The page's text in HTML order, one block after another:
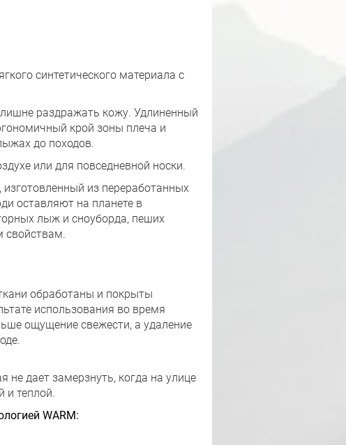
синтетического материала с
раздражать кожу. Удлиненный
крой зоны плеча и
до походов.
или для повседневной носки.
изготовленный из переработанных
оставляют на планете в
лыж и сноуборда, пеших
свойствам.
обработаны и покрыты
использования во время
ощущение свежести, а удаление
не дает замерзнуть, когда на улице
и теплой.
WARM: